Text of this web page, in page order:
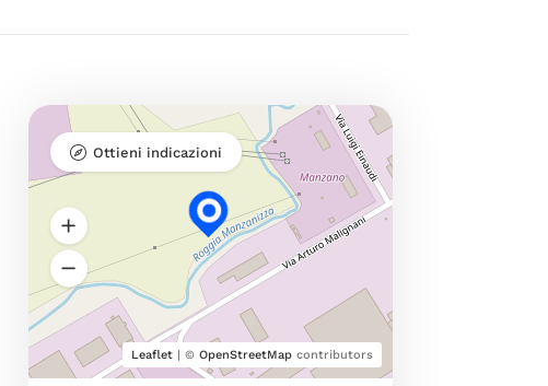
Leaflet| © OpenStreetMapcontributors
Ottieni indicazioni